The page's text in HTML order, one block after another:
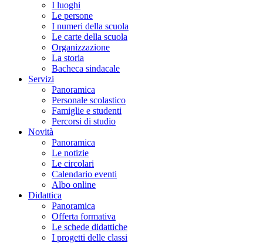
I luoghi
Le persone
I numeri della scuola
Le carte della scuola
Organizzazione
La storia
Bacheca sindacale
Servizi
Panoramica
Personale scolastico
Famiglie e studenti
Percorsi di studio
Novità
Panoramica
Le notizie
Le circolari
Calendario eventi
Albo online
Didattica
Panoramica
Offerta formativa
Le schede didattiche
I progetti delle classi